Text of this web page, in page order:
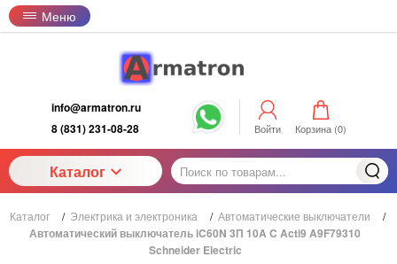
Меню
info@armatron.ru
8 (831) 231-08-28
Войти Корзина (0)
Каталог
Каталог / Электрика и электроника / Автоматические выключатели /
Автоматический выключатель iC60N 3П 10A C Acti9 A9F79310
Schneider Electric